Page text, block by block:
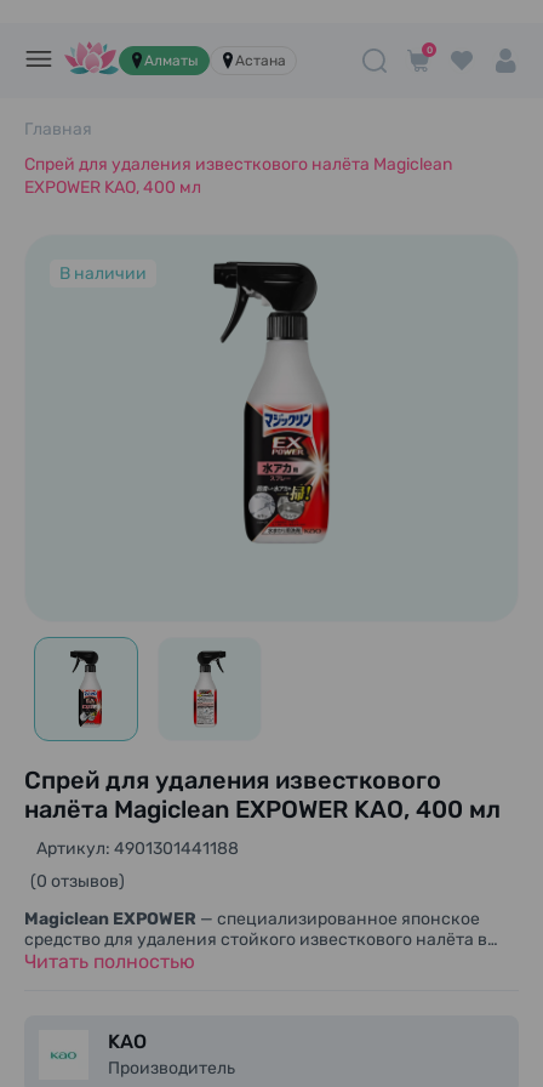
Алматы Астана
0
Главная
Спрей для удаления известкового налёта Magiclean
EXPOWER KAO, 400 мл
В наличии
Спрей для удаления известкового
налёта Magiclean EXPOWER KAO, 400 мл
(0 отзывов)
Артикул: 4901301441188
Magiclean EXPOWER — специализированное японское
средство для удаления стойкого известкового налёта в
местах постоянного контакта с водой. Спрей помогает
использовании средство также помогает уменьшить
образование новых известковых отложений.
Читать полностью
KAO
Производитель